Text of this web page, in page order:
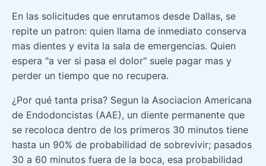
En las solicitudes que enrutamos desde Dallas, se
repite un patron: quien llama de inmediato conserva
mas dientes y evita la sala de emergencias. Quien
espera "a ver si pasa el dolor" suele pagar mas y
perder un tiempo que no recupera.
¿Por qué tanta prisa? Segun la Asociacion Americana
de Endodoncistas (AAE), un diente permanente que
se recoloca dentro de los primeros 30 minutos tiene
hasta un 90% de probabilidad de sobrevivir; pasados
30 a 60 minutos fuera de la boca, esa probabilidad